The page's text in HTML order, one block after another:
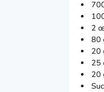
2
80
20
25
20